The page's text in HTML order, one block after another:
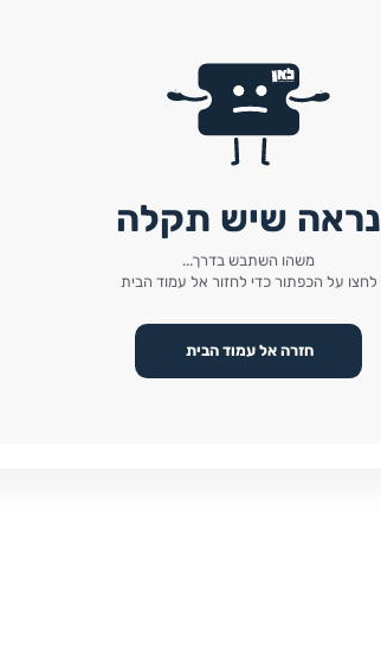
נראה שיש תקלה
משהו השתבש בדרך...
לחצו על הכפתור כדי לחזור אל עמוד הבית
חזרה אל עמוד הבית